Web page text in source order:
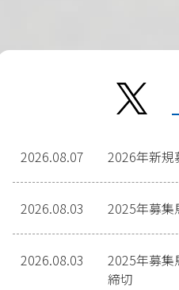
2026.08.07 2026年新規
2026.08.03 2025年募集
2026.08.03
2025年募集
締切